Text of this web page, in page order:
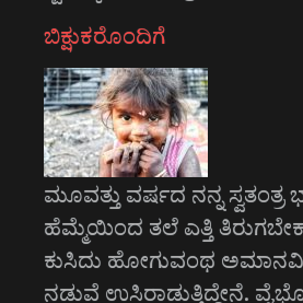
ಬಿಕ್ಷುಕರೊಂದಿಗೆ
ಮೂವತ್ತು ವರ್ಷದ ನನ್ನ ಸ್ವತಂತ್ರ
ಹೆಮ್ಮೆಯಿಂದ ತಲೆ ಎತ್ತಿ
ಕುಸಿದು ಹೋಗುವಂಥ
ನಡುವೆ ಉಸಿರಾಡುತ್ತಿದ್ದೇನೆ.